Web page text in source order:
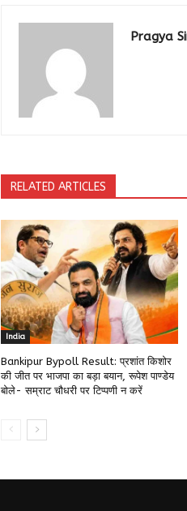
Pragya
RELATED ARTICLES
India
Bankipur Bypoll Result: प्रशांत किशोर
की जीत पर भाजपा का बड़ा बयान, रूपेश पाण्डेय
बोले- सम्राट चौधरी पर टिप्पणी न करें